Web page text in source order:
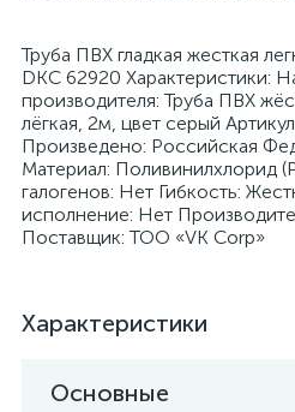
Труба ПВХ гладкая жесткая
DKC 62920 Характеристики:
производителя: Труба ПВХ
лёгкая, 2м, цвет серый
Произведено: Российская
Материал: Поливинилхлорид
галогенов: Нет Гибкость:
исполнение: Нет
Поставщик: ТОО «VK Corp»
Характеристики
Основные